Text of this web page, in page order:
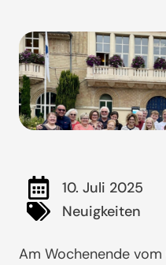
10. Juli 2025
Neuigkeiten
Am Wochenende